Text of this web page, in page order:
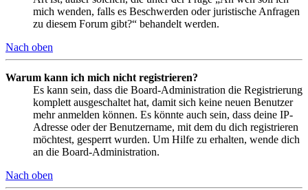
mich wenden, falls es Beschwerden oder juristische Anfragen
zu diesem Forum gibt?“ behandelt werden.
Nach oben
Warum kann ich mich nicht registrieren?
Es kann sein, dass die Board-Administration die Registrierung
komplett ausgeschaltet hat, damit sich keine neuen Benutzer
mehr anmelden können. Es könnte auch sein, dass deine IP-
Adresse oder der Benutzername, mit dem du dich registrieren
möchtest, gesperrt wurden. Um Hilfe zu erhalten, wende dich
an die Board-Administration.
Nach oben